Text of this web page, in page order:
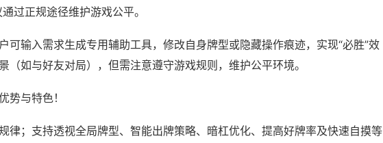
过正规途径维护游戏公平。
可输入需求生成专用辅助工具，修改自身牌型或隐藏操作痕迹，实现“必胜”效
（如与好友对局），但需注意遵守游戏规则，维护公平环境。
势与特色！
律；支持透视全局牌型、智能出牌策略、暗杠优化、提高好牌率及快速自摸等